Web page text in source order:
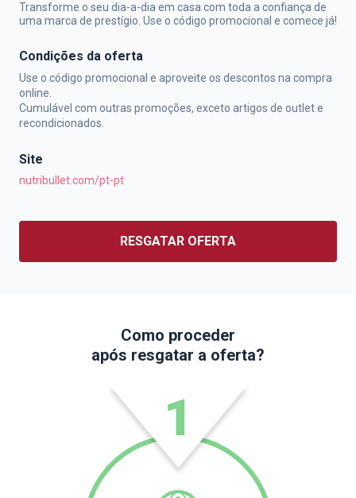
Transforme o seu dia-a-dia em casa com toda a confiança de
uma marca de prestígio. Use o código promocional e comece já!
Condições da oferta
Use o código promocional e aproveite os descontos na compra
online.
Cumulável com outras promoções, exceto artigos de outlet e
recondicionados.
Site
nutribullet.com/pt-pt
RESGATAR OFERTA
Como proceder
após resgatar a oferta?